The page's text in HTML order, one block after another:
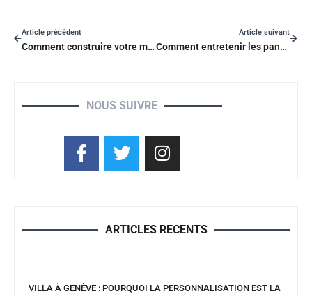
Article précédent
Comment construire votre maison en conteneur d’expédition de la bonne façon?
Article suivant
Comment entretenir les pannes de soudure
NOUS SUIVRE
ARTICLES RECENTS
VILLA À GENÈVE : POURQUOI LA PERSONNALISATION EST LA